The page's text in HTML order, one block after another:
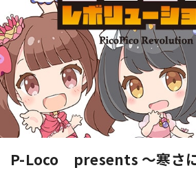
P-Loco presents ～寒さに